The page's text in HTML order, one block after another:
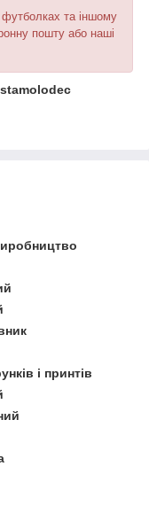
та іншому
пошту або наші
і принтів